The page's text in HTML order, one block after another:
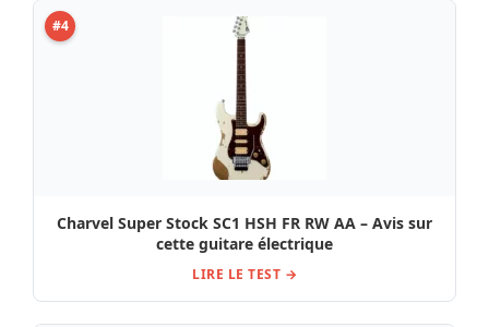
#4
Charvel Super Stock SC1 HSH FR RW AA – Avis sur
cette guitare électrique
LIRE LE TEST →